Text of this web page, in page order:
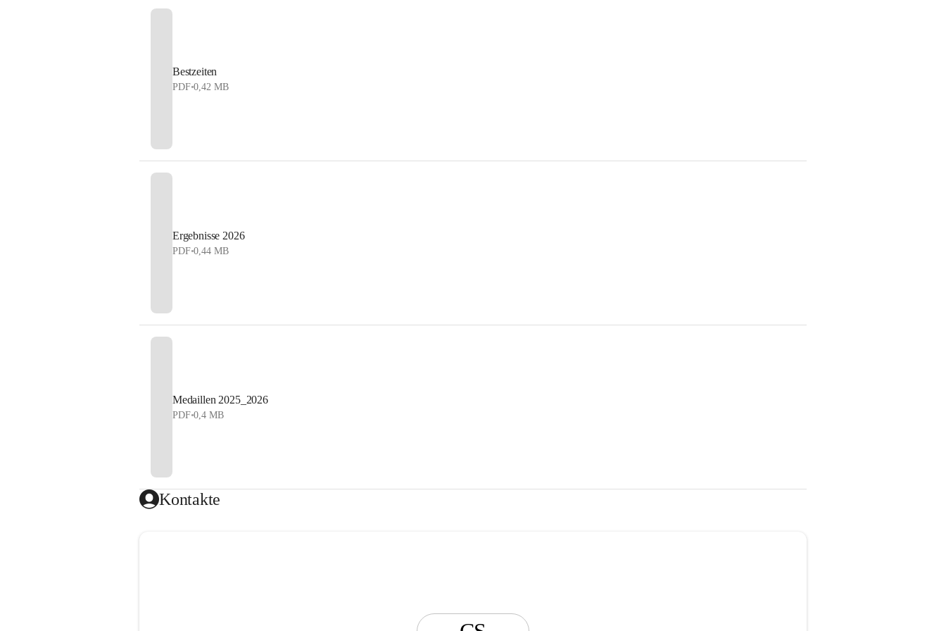
Bestzeiten
PDF•0,42 MB
Ergebnisse 2026
PDF•0,44 MB
Medaillen 2025_2026
PDF•0,4 MB
Kontakte